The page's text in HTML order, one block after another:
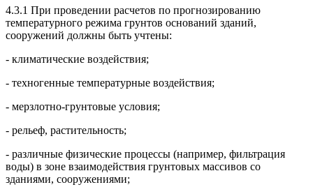
4.3.1 При проведении расчетов по прогнозированию
температурного режима грунтов оснований зданий,
сооружений должны быть учтены:
- климатические воздействия;
- техногенные температурные воздействия;
- мерзлотно-грунтовые условия;
- рельеф, растительность;
- различные физические процессы (например, фильтрация
воды) в зоне взаимодействия грунтовых массивов со
зданиями, сооружениями;